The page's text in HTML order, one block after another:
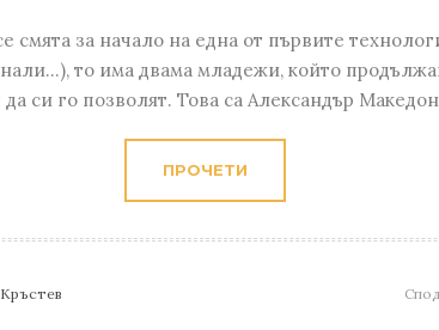
смята за начало на една от първите
то има двама младежи, който
си го позволят. Това са Александър
ПРОЧЕТИ